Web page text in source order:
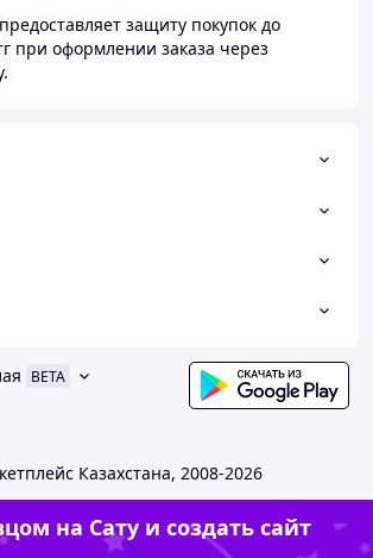
предоставляет защиту покупок до
при оформлении заказа через
BETA
Казахстана, 2008-2026
на Сату и создать сайт